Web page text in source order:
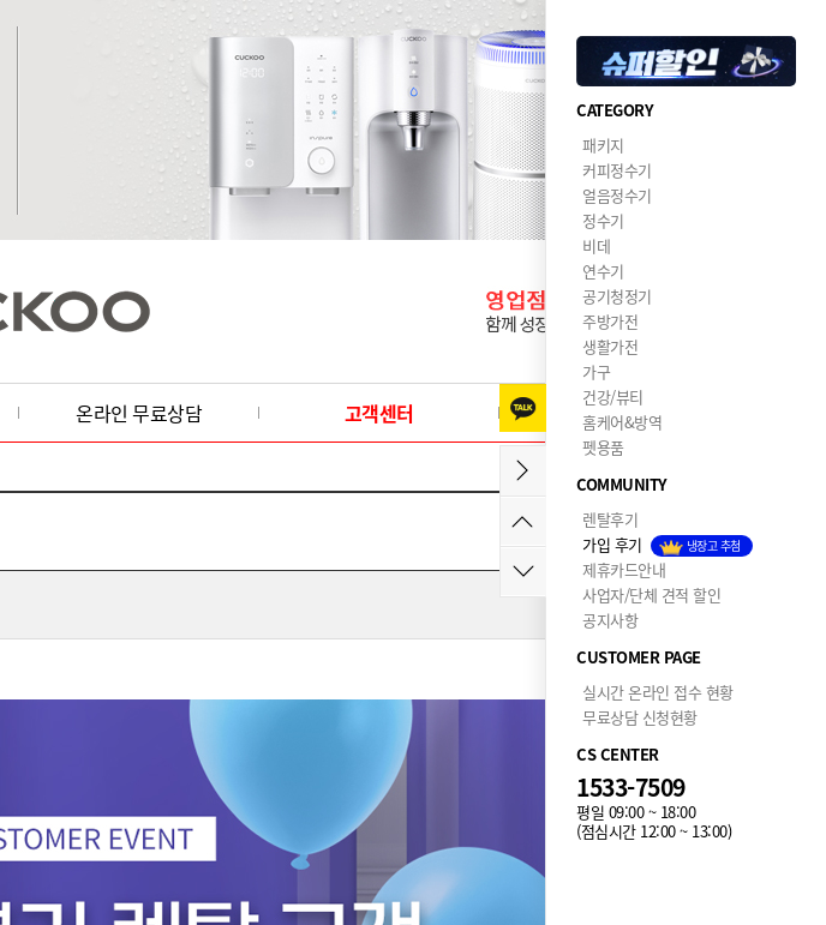
온라인 무료상담 고객센터 이달의혜택
CATEGORY
패키지
커피정수기
얼음정수기
정수기
비데
연수기
공기청정기
주방가전
생활가전
가구
건강/뷰티
홈케어&방역
펫용품
COMMUNITY
렌탈후기
가입 후기
냉장고 추첨
제휴카드안내
사업자/단체 견적 할인
공지사항
CUSTOMER PAGE
실시간 온라인 접수 현황
무료상담 신청현황
CS CENTER
1533-7509
평일 09:00 ~ 18:00
(점심시간 12:00 ~ 13:00)